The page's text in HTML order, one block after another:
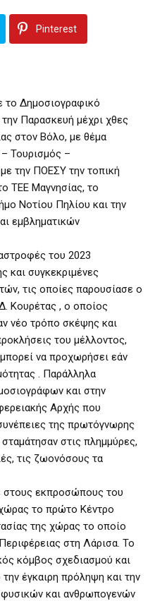
Pinterest
το Δημοσιογραφικό
Παρασκευή μέχρι χθες
στον Βόλο, με θέμα
Τουρισμός –
την ΠΟΕΣΥ την τοπική
ΤΕΕ Μαγνησίας, το
Νοτίου Πηλίου και την
εμβληματικών
του 2023
και συγκεκριμένες
τις οποίες παρουσίασε ο
Κουρέτας , ο οποίος
νέο τρόπο σκέψης και
του μέλλοντος,
να προχωρήσει εάν
. Παράλληλα
και στην
Αρχής που
της πρωτόγνωρης
στις πλημμύρες,
τις ζωονόσους τα
στους εκπροσώπους του
το πρώτο Κέντρο
της χώρας το οποίο
στη Λάρισα. Το
κόμβος σχεδιασμού και
έγκαιρη πρόληψη και την
και ανθρωπογενών